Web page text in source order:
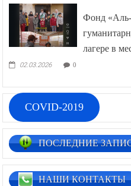
Фонд
лагере в
02.03.2026 0
COVID-2019
ПОСЛЕДНИЕ
НАШИ КОНТАКТЫ